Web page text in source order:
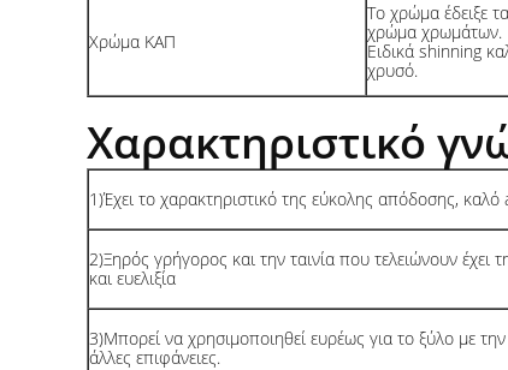
Χρώμα ΚΑΠ
Το χρώμα έδειξε
χρώμα χρωμάτων.
Ειδικά shinning
χρυσό.
Χαρακτηριστικό
1)Έχει το χαρακτηριστικό της εύκολης απόδοσης,
2)Ξηρός γρήγορος και την ταινία που τελειώνουν έχει
και ευελιξία
3)Μπορεί να χρησιμοποιηθεί ευρέως για το ξύλο με
άλλες επιφάνειες.